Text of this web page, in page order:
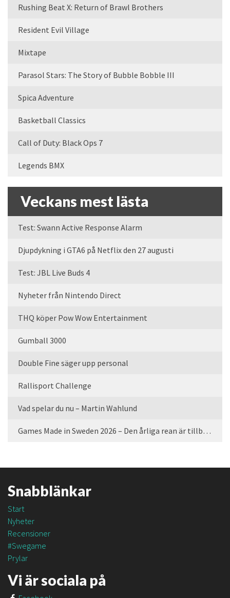
Rushing Beat X: Return of Brawl Brothers
Resident Evil Village
Mixtape
Parasol Stars: The Story of Bubble Bobble III
Spica Adventure
Basketball Classics
Call of Duty: Black Ops 7
Legends BMX
Veckans mest lästa
Test: Swann Active Response Alarm
Djupdykning i GTA6 på Netflix den 27 augusti
Test: JBL Live Buds 4
Nyheter från Nintendo Direct
THQ köper Pow Wow Entertainment
Gumball 3000
Double Fine säger upp personal
Rallisport Challenge
Vad spelar du nu – Martin Wahlund
Games Made in Sweden 2026 – Den årliga rean är tillbaka
Snabblänkar
Start
Nyheter
Recensioner
#Swegame
Prylar
Vi är sociala på